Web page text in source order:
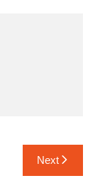
Next